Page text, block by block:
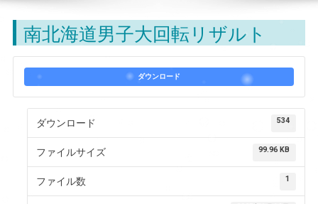
南北海道男子大回転リザルト
ダウンロード
ダウンロード 534
ファイルサイズ 99.96 KB
ファイル数 1